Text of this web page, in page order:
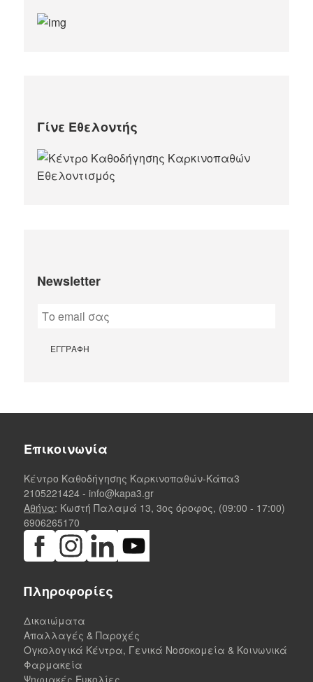
Γίνε Εθελοντής
Newsletter
Επικοινωνία
Κέντρο Καθοδήγησης Καρκινοπαθών-Κάπα3
2105221424 - info@kapa3.gr
Αθήνα: Κωστή Παλαμά 13, 3ος όροφος, (09:00 - 17:00)
6906265170
Πληροφορίες
Δικαιώματα
Απαλλαγές & Παροχές
Ογκολογικά Κέντρα, Γενικά Νοσοκομεία & Κοινωνικά
Φαρμακεία
Ψηφιακές Ευκολίες